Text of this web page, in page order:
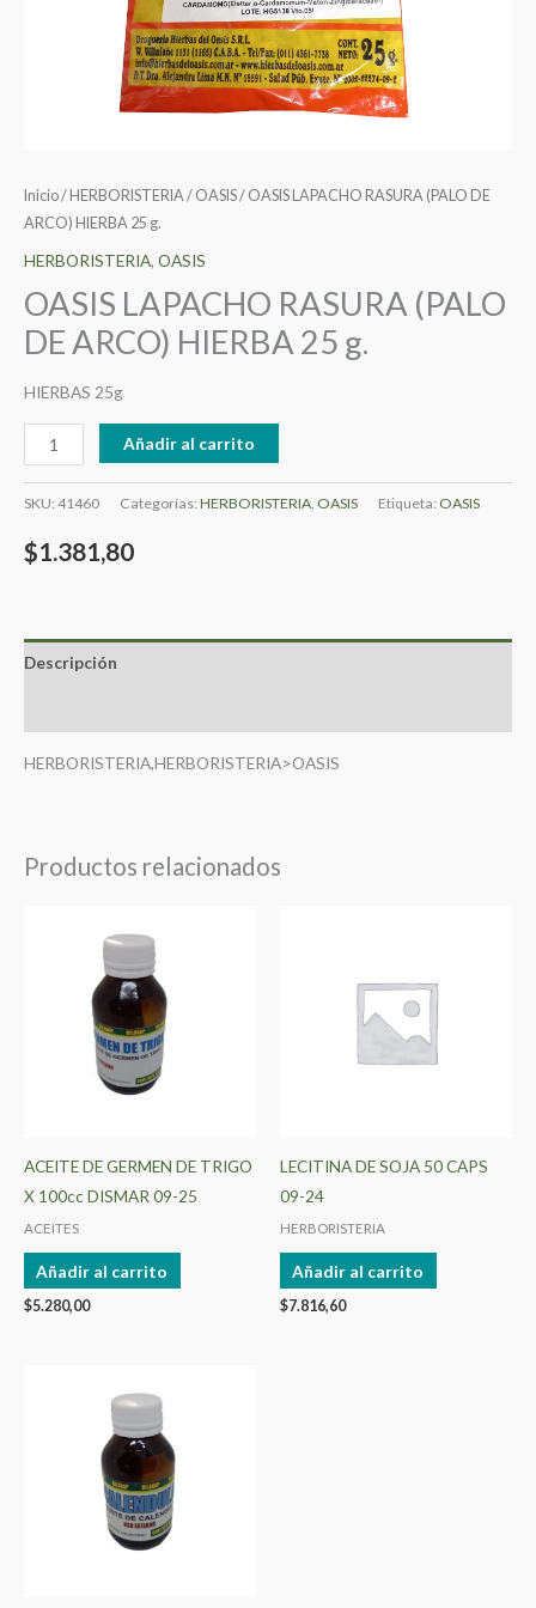
Inicio/ HERBORISTERIA/ OASIS/ OASIS LAPACHO RASURA (PALO DE
ARCO) HIERBA 25 g.
HERBORISTERIA, OASIS
OASIS LAPACHO RASURA (PALO
DE ARCO) HIERBA 25 g.
HIERBAS 25g
Añadir al carrito
SKU: 41460 Categorías: HERBORISTERIA OASIS Etiqueta: OASIS
$1.381,80
Descripción
HERBORISTERIA,HERBORISTERIA>OASIS
Productos relacionados
ACEITE DE GERMEN DE TRIGO
X 100cc DISMAR 09-25
ACEITES
Añadir al carrito
$5.280,00
LECITINA DE SOJA 50 CAPS
09-24
HERBORISTERIA
Añadir al carrito
$7.816,60